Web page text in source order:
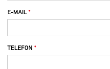
E-MAIL
TELEFON